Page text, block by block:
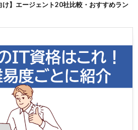
け】エージェント20社比較・おすすめラン